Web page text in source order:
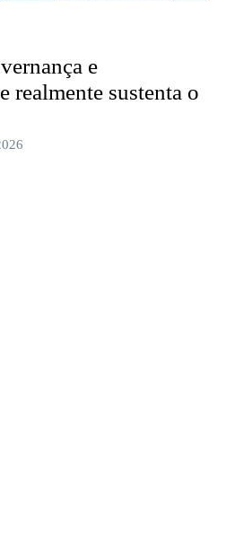
e
realmente sustenta o